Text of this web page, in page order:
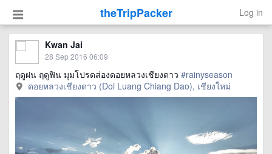
theTripPacker Log in
Kwan Jai
28 Sep 2016 06:09
ฤดูฝน ฤดูฟิน มุมโปรดส่องดอยหลวงเชียงดาว #rainyseason
ดอยหลวงเชียงดาว (Doi Luang Chiang Dao), เชียงใหม่